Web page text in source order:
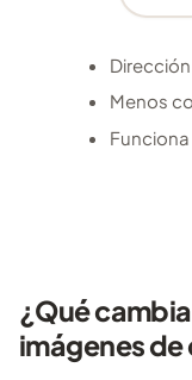
Menos
¿Qué
imágenes de